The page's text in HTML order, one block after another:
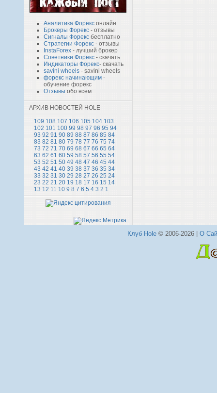
Аналитика Форекс онлайн
Брокеры Форекс - отзывы
Сигналы Форекс бесплатно
Стратегии Форекс - отзывы
InstaForex - лучший брокер
Советники Форекс - скачать
Индикаторы Форекс- скачать
savini wheels - savini wheels
форекс начинающим -
обучение форекс
Отзывы обо всем
АРХИВ НОВОСТЕЙ HOLE
109 108 107 106 105 104 103
102 101 100 99 98 97 96 95 94
93 92 91 90 89 88 87 86 85 84
83 82 81 80 79 78 77 76 75 74
73 72 71 70 69 68 67 66 65 64
63 62 61 60 59 58 57 56 55 54
53 52 51 50 49 48 47 46 45 44
43 42 41 40 39 38 37 36 35 34
33 32 31 30 29 28 27 26 25 24
23 22 21 20 19 18 17 16 15 14
13 12 11 10 9 8 7 6 5 4 3 2 1
Клуб Hole© 2006-2026 | О